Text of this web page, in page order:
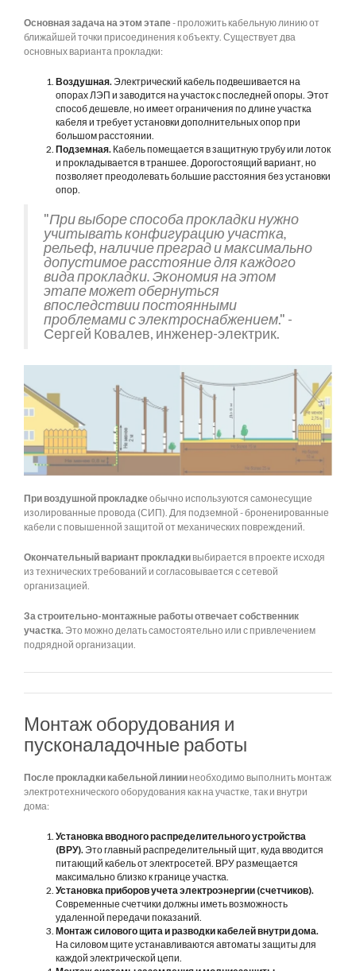
Основная задача на этом этапе- проложить кабельную линию от
ближайшей точки присоединения к объекту. Существует два
основных варианта прокладки:
Воздушная.Электрический кабель подвешивается на
опорах ЛЭП и заводится на участок с последней опоры. Этот
способ дешевле, но имеет ограничения по длине участка
кабеля и требует установки дополнительных опор при
большом расстоянии.
Подземная. Кабель помещается в защитную трубу или лоток
и прокладывается в траншее. Дорогостоящий вариант, но
позволяет преодолевать большие расстояния без установки
опор.
"При выборе способа прокладки нужно
учитывать конфигурацию участка,
рельеф, наличие преград и максимально
допустимое расстояние для каждого
вида прокладки. Экономия на этом
этапе может обернуться
впоследствии постоянными
проблемами с электроснабжением." -
Сергей Ковалев, инженер-электрик.
При воздушной прокладкеобычно используются самонесущие
изолированные провода (СИП). Для подземной - броненированные
кабели с повышенной защитой от механических повреждений.
Окончательный вариант прокладки выбирается в проекте исходя
из технических требований и согласовывается с сетевой
организацией.
За строительно-монтажные работы отвечает собственник
участка. Это можно делать самостоятельно или с привлечением
подрядной организации.
Монтаж оборудования и
пусконаладочные работы
После прокладки кабельной линии необходимо выполнить монтаж
электротехнического оборудования как на участке, так и внутри
дома:
Установка вводного распределительного устройства
(ВРУ).Это главный распределительный щит, куда вводится
питающий кабель от электросетей. ВРУ размещается
максимально близко к границе участка.
Установка приборов учета электроэнергии (счетчиков).
Современные счетчики должны иметь возможность
удаленной передачи показаний.
Монтаж силового щита и разводки кабелей внутри дома.
На силовом щите устанавливаются автоматы защиты для
каждой электрической цепи.